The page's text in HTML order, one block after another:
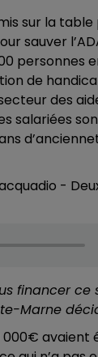
sur la table
sauver
personnes
de
des
salariées
-
financer ce
Marne
avaient